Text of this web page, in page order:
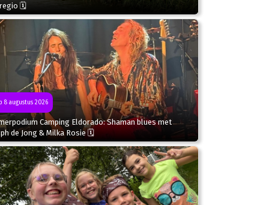
🗓
8 augustus 2026
Camping Eldorado: Shaman blues met
de Jong & Milka Rosie 🗓